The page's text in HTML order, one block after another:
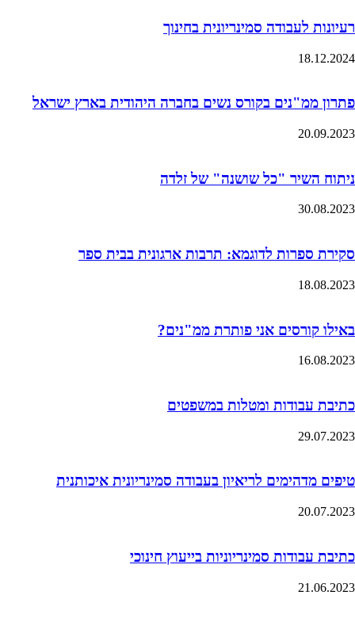
רעיונות לעבודה סמינריונית בחינוך
18.12.2024
פתרון ממ"נים בקורס נשים בחברה היהודית בארץ ישראל
20.09.2023
ניתוח השיר "כל שושנה" של זלדה
30.08.2023
סקירת ספרות לדוגמא: תרבות ארגונית בבית ספר
18.08.2023
באילו קורסים אני פותרת ממ"נים?
16.08.2023
כתיבת עבודות ומטלות במשפטים
29.07.2023
טיפים מדהימים לריאיון בעבודה סמינריונית איכותנית
20.07.2023
כתיבת עבודות סמינריוניות בייעוץ חינוכי
21.06.2023